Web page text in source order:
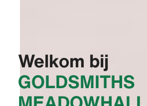
Welkom bij
‭GOLDSMITHS